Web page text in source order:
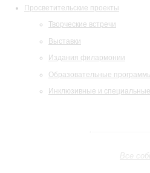
Просветительские проекты
Творческие встречи
Выставки
Издания филармонии
Образовательные
Инклюзивные и
Все